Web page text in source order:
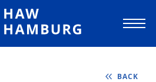
University of Applied
BACK